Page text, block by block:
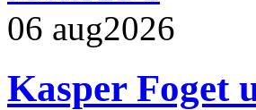
06 aug2026
Kasper Foget